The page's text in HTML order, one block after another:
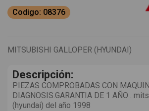
Codigo: 08376
MITSUBISHI GALLOPER (HYUNDAI)
Descripción:
PIEZAS COMPROBADAS CON
DIAGNOSIS.GARANTIA DE 1 AÑO .
(hyundai) del año 1998